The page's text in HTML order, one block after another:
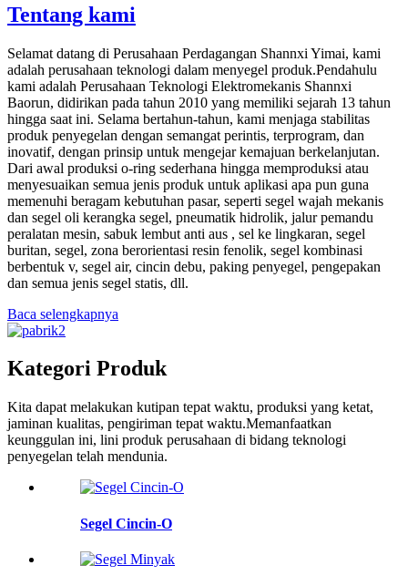
Tentang kami
Selamat datang di Perusahaan Perdagangan Shannxi Yimai, kami
adalah perusahaan teknologi dalam menyegel produk.Pendahulu
kami adalah Perusahaan Teknologi Elektromekanis Shannxi
Baorun, didirikan pada tahun 2010 yang memiliki sejarah 13 tahun
hingga saat ini. Selama bertahun-tahun, kami menjaga stabilitas
produk penyegelan dengan semangat perintis, terprogram, dan
inovatif, dengan prinsip untuk mengejar kemajuan berkelanjutan.
Dari awal produksi o-ring sederhana hingga memproduksi atau
menyesuaikan semua jenis produk untuk aplikasi apa pun guna
memenuhi beragam kebutuhan pasar, seperti segel wajah mekanis
dan segel oli kerangka segel, pneumatik hidrolik, jalur pemandu
peralatan mesin, sabuk lembut anti aus , sel ke lingkaran, segel
buritan, segel, zona berorientasi resin fenolik, segel kombinasi
berbentuk v, segel air, cincin debu, paking penyegel, pengepakan
dan semua jenis segel statis, dll.
Baca selengkapnya
Kategori Produk
Kita dapat melakukan kutipan tepat waktu, produksi yang ketat,
jaminan kualitas, pengiriman tepat waktu.Memanfaatkan
keunggulan ini, lini produk perusahaan di bidang teknologi
penyegelan telah mendunia.
Segel Cincin-O